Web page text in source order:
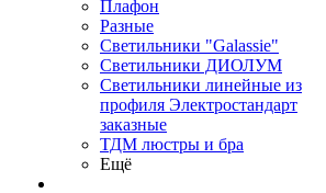
Плафон
Разные
Светильники "Galassie"
Светильники ДИОЛУМ
Светильники линейные из
профиля Электростандарт
заказные
ТДМ люстры и бра
Ещё